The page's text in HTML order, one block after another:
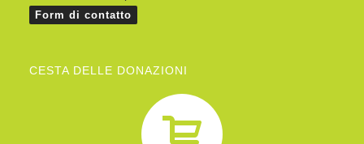
Form di contatto
CESTA DELLE DONAZIONI